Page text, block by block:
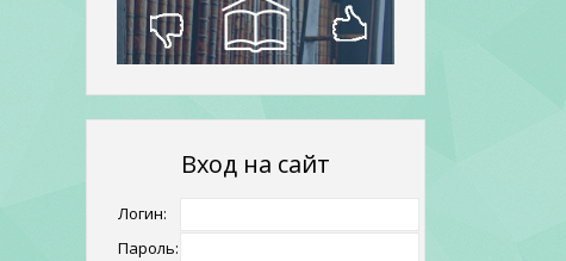
Вход на сайт
Логин:
Пароль: